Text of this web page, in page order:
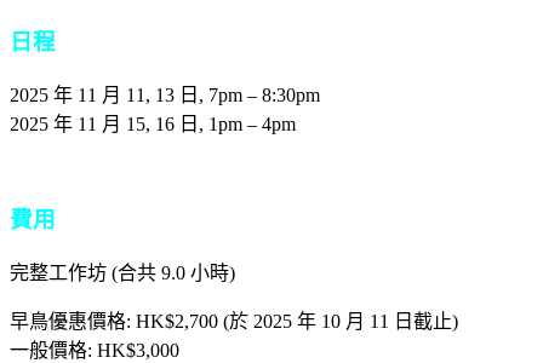
日程
2025 年 11 月 11, 13 日, 7pm – 8:30pm
2025 年 11 月 15, 16 日, 1pm – 4pm
費用
完整工作坊 (合共 9.0 小時)
早鳥優惠價格: HK$2,700 (於 2025 年 10 月 11 日截止)
一般價格: HK$3,000